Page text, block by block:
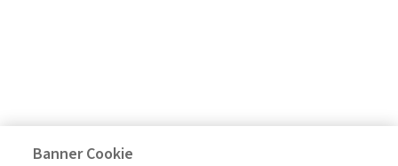
Banner Cookie